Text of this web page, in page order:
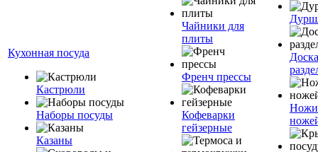
Кухонная посуда
Кастрюли
Наборы посуды
Казаны
Чайники для
плиты
Френч прессы
Кофеварки
гейзерные
Доска